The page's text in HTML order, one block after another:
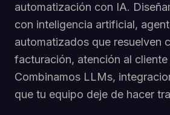
automatización con IA.
con inteligencia artificial,
automatizados que resuelven
facturación, atención al
Combinamos LLMs,
que tu equipo deje de hacer